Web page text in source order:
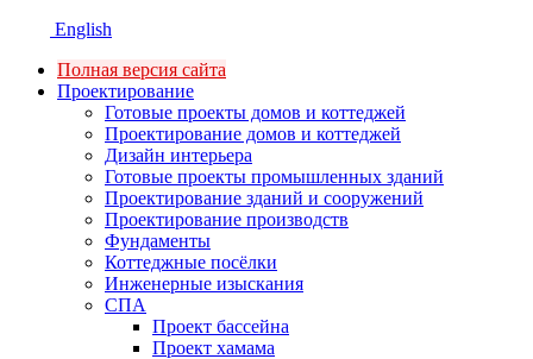
English
Полная версия сайта
Проектирование
Готовые проекты домов и коттеджей
Проектирование домов и коттеджей
Дизайн интерьера
Готовые проекты промышленных зданий
Проектирование зданий и сооружений
Проектирование производств
Фундаменты
Коттеджные посёлки
Инженерные изыскания
СПА
Проект бассейна
Проект хамама